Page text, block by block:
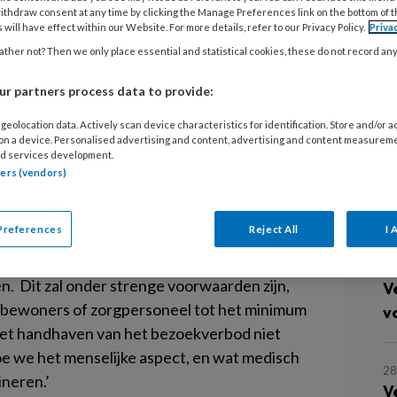
verpleeghuizen onder strenge
Dit heeft minister van VWS
Nederlands Dagblad.
uitspraak. ‘Ik ben nu bezig met een
ik op maandag 4 mei advies wil
Team’, aldus De Jonge
tegen het ND. Op
nemen en op 11 mei met een pilot
Dit zal onder strenge voorwaarden zijn,
of zorgpersoneel tot het minimum
handhaven van het bezoekverbod niet
we het menselijke aspect, en wat medisch
consent at any time by clicking the Manage Preferences link on the bottom of
will have effect within our Website. For more details, refer to our Privacy Policy.
not? Then we only place essential and statistical cookies, these do not record
partners process data to provide:
data. Actively scan device characteristics for identification. Store and/or
a device. Personalised advertising and content, advertising and content
services development.
(vendors)
Reject All I